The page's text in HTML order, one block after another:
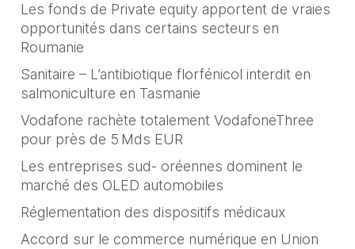
Les fonds de Private equity apportent de vraies
opportunités dans certains secteurs en
Roumanie
Sanitaire – L’antibiotique florfénicol interdit en
salmoniculture en Tasmanie
Vodafone rachète totalement VodafoneThree
pour près de 5 Mds EUR
Les entreprises sud- oréennes dominent le
marché des OLED automobiles
Réglementation des dispositifs médicaux
Accord sur le commerce numérique en Union